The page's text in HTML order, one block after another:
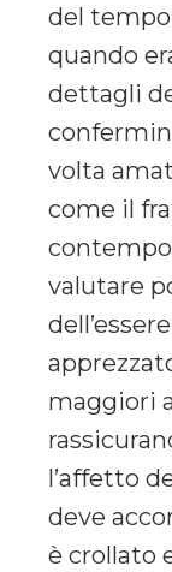
del
quando
dettagli
volta
come il
valutare
maggiori
l’affetto
deve
è crollato